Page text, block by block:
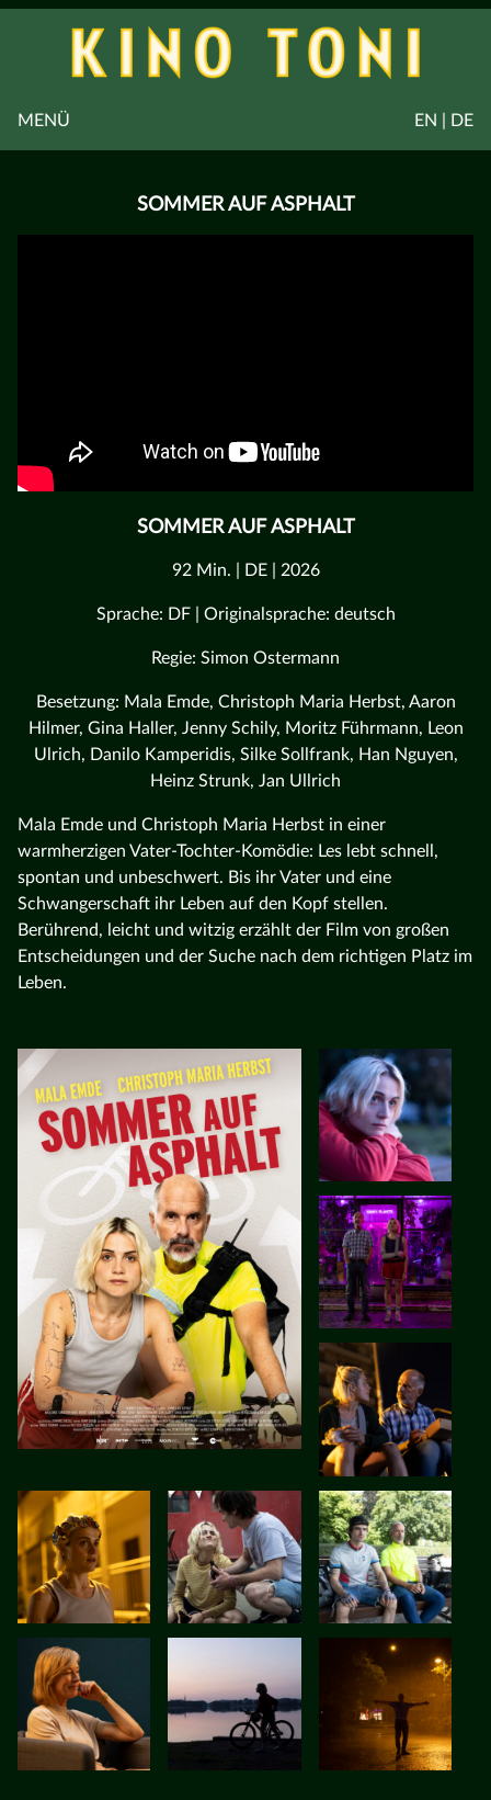
EN | DE
MENÜ
SOMMER AUF ASPHALT
SOMMER AUF ASPHALT
92 Min. | DE | 2026
Sprache: DF | Originalsprache: deutsch
Regie: Simon Ostermann
Besetzung: Mala Emde, Christoph Maria Herbst, Aaron
Hilmer, Gina Haller, Jenny Schily, Moritz Führmann, Leon
Ulrich, Danilo Kamperidis, Silke Sollfrank, Han Nguyen,
Heinz Strunk, Jan Ullrich
Mala Emde und Christoph Maria Herbst in einer
warmherzigen Vater-Tochter-Komödie: Les lebt schnell,
spontan und unbeschwert. Bis ihr Vater und eine
Schwangerschaft ihr Leben auf den Kopf stellen.
Berührend, leicht und witzig erzählt der Film von großen
Entscheidungen und der Suche nach dem richtigen Platz im
Leben.